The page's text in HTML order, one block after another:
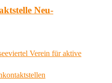
Neu-
Verein für aktive